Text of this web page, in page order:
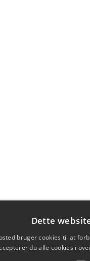
Dette
bruger cookies til at
du alle cookies i